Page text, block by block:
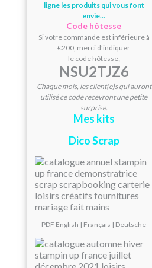
ligne les produits qui vous font
envie...
Code hôtesse
Si votre commande est inférieure à
€200, merci d'indiquer
le code hôtesse;
NSU2TJZ6
Chaque mois, les client(e)s qui auront
utilisé ce code recevront une petite
surprise.
Mes kits
Dico Scrap
PDF English | Français | Deutsche